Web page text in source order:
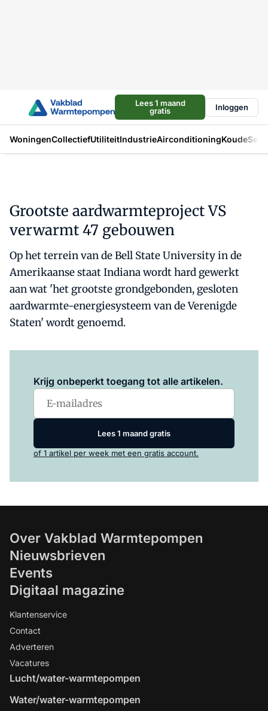
Lees 1 maand
gratis
Inloggen
WoningenCollectiefUtiliteitIndustrieAirconditioningKoude
Grootste aardwarmteproject VS
verwarmt 47 gebouwen
Op het terrein van de Bell State University in de
Amerikaanse staat Indiana wordt hard gewerkt
aan wat 'het grootste grondgebonden, gesloten
aardwarmte-energiesysteem van de Verenigde
Staten' wordt genoemd.
Krijg onbeperkt toegang tot alle artikelen.
Lees 1 maand gratis
of 1 artikel per week met een gratis account.
Over Vakblad Warmtepompen
Nieuwsbrieven
Events
Digitaal magazine
Klantenservice
Contact
Adverteren
Vacatures
Lucht/water-warmtepompen
Water/water-warmtepompen